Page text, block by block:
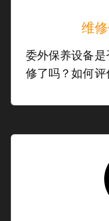
维
委外保养设备
修了吗？如何评